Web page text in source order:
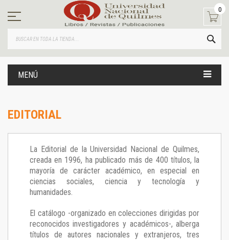
contenido
0
MENÚ
EDITORIAL
La Editorial de la Universidad Nacional de Quilmes,
creada en 1996, ha publicado más de 400 títulos, la
mayoría de carácter académico, en especial en
ciencias sociales, ciencia y tecnología y
humanidades.
El catálogo -organizado en colecciones dirigidas por
reconocidos investigadores y académicos-, alberga
títulos de autores nacionales y extranjeros, tres